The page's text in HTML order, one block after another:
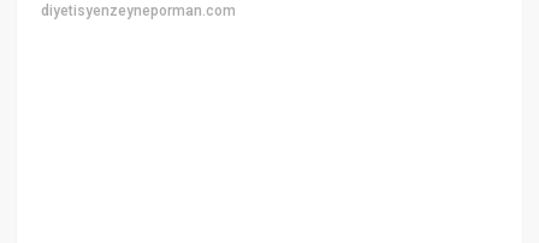
diyetisyenzeyneporman.com